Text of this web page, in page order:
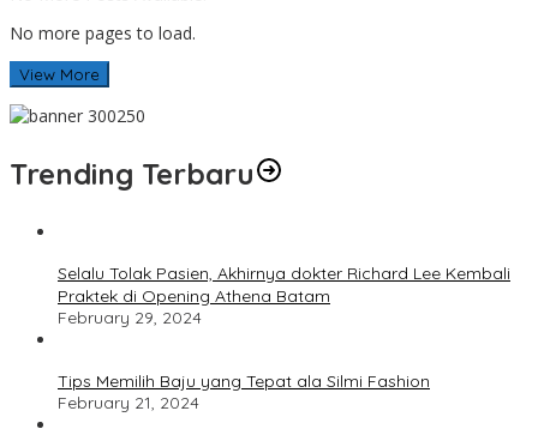
No more pages to load.
View More
Trending Terbaru
Selalu Tolak Pasien, Akhirnya dokter Richard Lee Kembali
Praktek di Opening Athena Batam
February 29, 2024
Tips Memilih Baju yang Tepat ala Silmi Fashion
February 21, 2024